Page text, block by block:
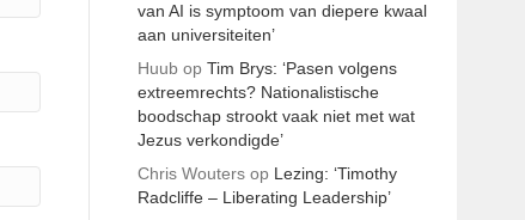
van AI is symptoom van diepere kwaal
aan universiteiten’
Huubop Tim Brys: ‘Pasen volgens
extreemrechts? Nationalistische
boodschap strookt vaak niet met wat
Jezus verkondigde’
Chris Woutersop Lezing: ‘Timothy
Radcliffe – Liberating Leadership’